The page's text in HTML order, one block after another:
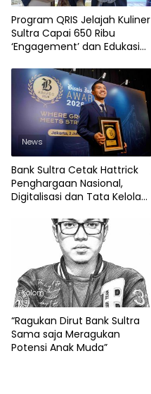
Program QRIS Jelajah Kuliner
Sultra Capai 650 Ribu
‘Engagement’ dan Edukasi
News
Bank Sultra Cetak Hattrick
Penghargaan Nasional,
Digitalisasi dan Tata Kelola
Kolom
“Ragukan Dirut Bank Sultra
Sama saja Meragukan
Potensi Anak Muda”